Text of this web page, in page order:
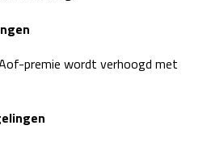
premie wordt verhoogd met